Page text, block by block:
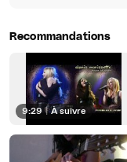
Recommandations
9:29 | À suivre